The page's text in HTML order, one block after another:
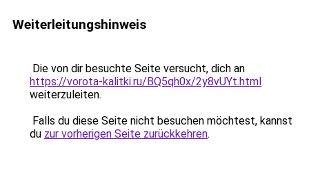
Weiterleitungshinweis
Die von dir besuchte Seite versucht, dich an
https://vorota-kalitki.ru/BQ5qh0x/2y8vUYt.html
weiterzuleiten.
Falls du diese Seite nicht besuchen möchtest, kannst
du zur vorherigen Seite zurückkehren.